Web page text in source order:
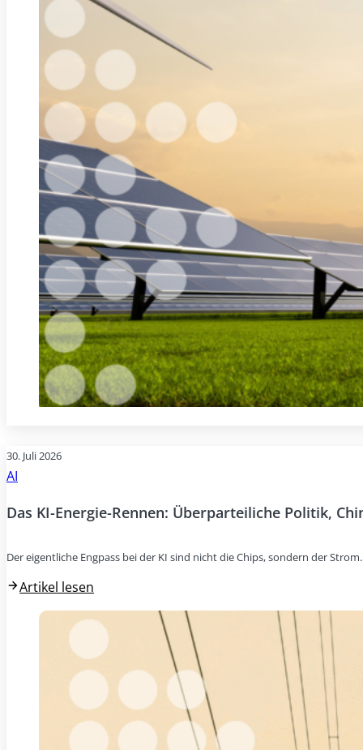
30. Juli 2026
AI
Das KI-Energie-Rennen: Überparteiliche Politik,
Der eigentliche Engpass bei der KI sind nicht die Chips, sondern der
Artikel lesen